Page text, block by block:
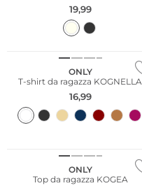
19,99
ONLY
T-shirt da ragazza KOGNELLA
16,99
ONLY
Top da ragazza KOGEA